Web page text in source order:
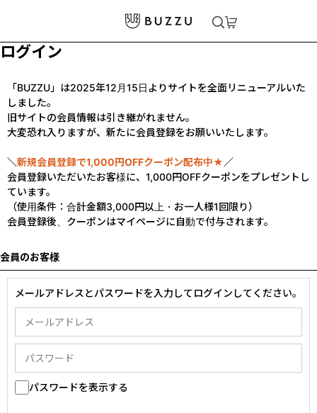
ログイン
「BUZZU」は2025年12月15日よりサイトを全面リニューアルいた
しました。
旧サイトの会員情報は引き継がれません。
大変恐れ入りますが、新たに会員登録をお願いいたします。
＼新規会員登録で1,000円OFFクーポン配布中★ ／
会員登録いただいたお客様に、1,000円OFFクーポンをプレゼントし
ています。
（使用条件：合計金額3,000円以上・お一人様1回限り）
会員登録後、クーポンはマイページに自動で付与されます。
会員のお客様
メールアドレスとパスワードを入力してログインしてください。
パスワードを表示する